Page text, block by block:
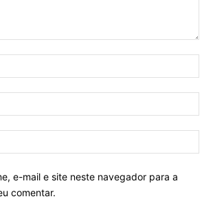
e-mail e site neste navegador para a
comentar.